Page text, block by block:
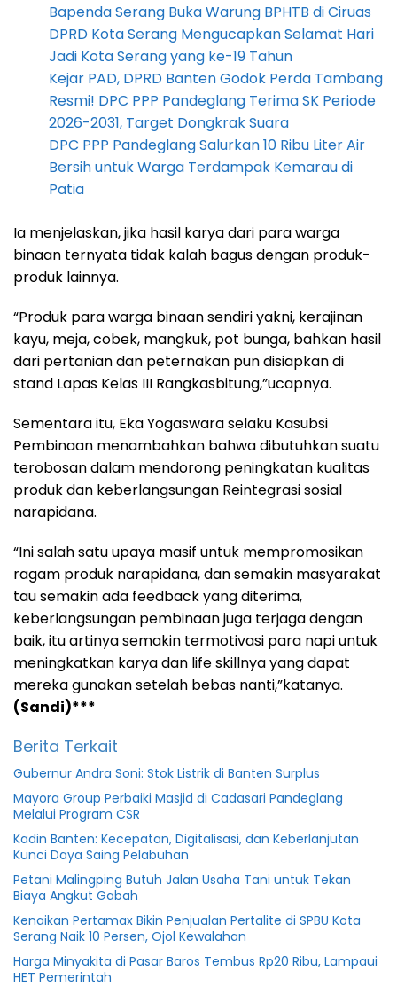
Bapenda Serang Buka Warung BPHTB di Ciruas
DPRD Kota Serang Mengucapkan Selamat Hari
Jadi Kota Serang yang ke-19 Tahun
Kejar PAD, DPRD Banten Godok Perda Tambang
Resmi! DPC PPP Pandeglang Terima SK Periode
2026-2031, Target Dongkrak Suara
DPC PPP Pandeglang Salurkan 10 Ribu Liter Air
Bersih untuk Warga Terdampak Kemarau di
Patia
Ia menjelaskan, jika hasil karya dari para warga
binaan ternyata tidak kalah bagus dengan produk-
produk lainnya.
“Produk para warga binaan sendiri yakni, kerajinan
kayu, meja, cobek, mangkuk, pot bunga, bahkan hasil
dari pertanian dan peternakan pun disiapkan di
stand Lapas Kelas III Rangkasbitung,”ucapnya.
Sementara itu, Eka Yogaswara selaku Kasubsi
Pembinaan menambahkan bahwa dibutuhkan suatu
terobosan dalam mendorong peningkatan kualitas
produk dan keberlangsungan Reintegrasi sosial
narapidana.
“Ini salah satu upaya masif untuk mempromosikan
ragam produk narapidana, dan semakin masyarakat
tau semakin ada feedback yang diterima,
keberlangsungan pembinaan juga terjaga dengan
baik, itu artinya semakin termotivasi para napi untuk
meningkatkan karya dan life skillnya yang dapat
mereka gunakan setelah bebas nanti,”katanya.
(Sandi)***
Berita Terkait
Gubernur Andra Soni: Stok Listrik di Banten Surplus
Mayora Group Perbaiki Masjid di Cadasari Pandeglang
Melalui Program CSR
Kadin Banten: Kecepatan, Digitalisasi, dan Keberlanjutan
Kunci Daya Saing Pelabuhan
Petani Malingping Butuh Jalan Usaha Tani untuk Tekan
Biaya Angkut Gabah
Kenaikan Pertamax Bikin Penjualan Pertalite di SPBU Kota
Serang Naik 10 Persen, Ojol Kewalahan
Harga Minyakita di Pasar Baros Tembus Rp20 Ribu, Lampaui
HET Pemerintah